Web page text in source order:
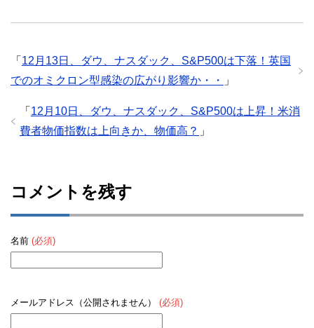
「 12月13日、ダウ、ナスダック、S&P500は下落！英国
でのオミクロン型感染の広がり影響か・・
」
「 12月10日、ダウ、ナスダック、S&P500は上昇！米消
費者物価指数は上向きか、物価高？ 」
コメントを残す
名前 (必須)
メールアドレス（公開されません） (必須)